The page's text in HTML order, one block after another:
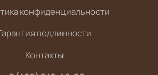
конфиденциальности
подлинности
Контакты